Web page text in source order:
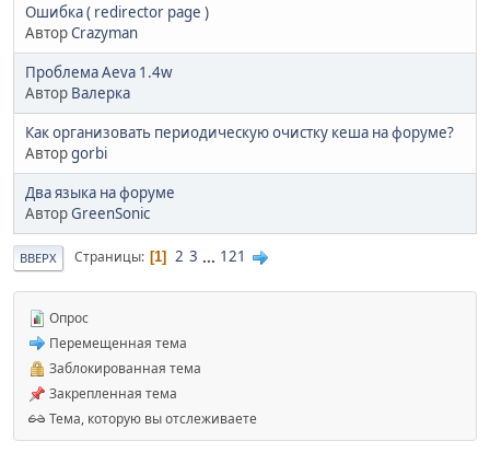
Ошибка ( redirector page )
АвторCrazyman
Проблема Aeva 1.4w
Автор Валерка
Как организовать периодическую очистку кеша на форуме?
Авторgorbi
Два языка на форуме
АвторGreenSonic
ВВЕРХ Страницы 1 2 3 ... 121
Опрос
Перемещенная тема
Заблокированная тема
Закрепленная тема
Тема, которую вы отслеживаете